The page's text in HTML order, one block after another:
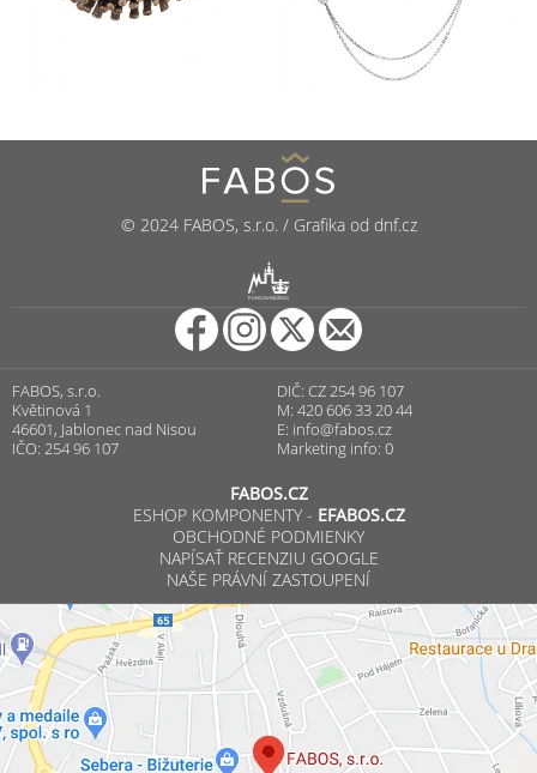
© 2024 FABOS, s.r.o. / Grafika od dnf.cz
PUNCOVNÍ ÚŘAD
FABOS, s.r.o.
Květinová 1
46601, Jablonec nad Nisou
IČO: 254 96 107
DIČ: CZ 254 96 107
M: 420 606 33 20 44
E: info@fabos.cz
Marketing info: 0
FABOS.CZ
ESHOP KOMPONENTY - EFABOS.CZ
OBCHODNÉ PODMIENKY
NAPÍSAŤ RECENZIU GOOGLE
NAŠE PRÁVNÍ ZASTOUPENÍ